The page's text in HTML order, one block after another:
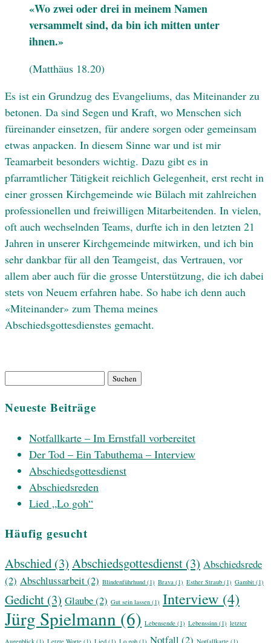
«Wo zwei oder drei in meinem Namen
versammelt sind, da bin ich mitten unter
ihnen.»
(Matthäus 18.20)
Es ist ein Grundzug des Evangeliums, das Miteinander zu
betonen. Da sind Segen und Kraft, wo Menschen sich
füreinander einsetzen, für andere sorgen oder gemeinsam
etwas anpacken. In diesem Sinne war und ist mir
Teamarbeit besonders wichtig. Dazu gibt es in
pfarramtlicher Tätigkeit reichlich Gelegenheit, erst recht in
einer grossen Kirchgemeinde wie Bülach mit zahlreichen
professionellen und freiwilligen Mitarbeitenden. In vielen,
oft auch wechselnden Teams, durfte ich in den letzten 21
Jahren in unserer Kirchgemeinde mitwirken, und ich bin
sehr dankbar für all den Teamgeist, das Vertrauen, vor
allem aber auch für die grosse Unterstützung, die ich dabei
stets von Neuem erfahren habe. So habe ich denn auch
«Miteinander» zum Thema meines
Abschiedsgottesdienstes gemacht.
Suchen
Neueste Beiträge
Notfallkarte – Im Ernstfall vorbereitet
Der Tod – Ein Tabuthema – Interview
Abschiedsgottesdienst
Abschiedsreden
Lied „Lo goh“
Häufig gesucht
Abschied (3) Abschiedsgottesdienst (3) Abschiedsrede
(2) Abschlussarbeit(2) Blindenführhund (1) Brava (1) Esther Straub (1) Gambit (1)
Gedicht (3) Glaube(2) Gut sein lassen (1) Interview (4)
Jürg Spielmann (6) Lebensende (1) Lebenssinn (1) letzter
Augenblick (1) Letzte Worte (1) Lied (1) Lo goh (1) Notfall (2) Notfallkarte (1)